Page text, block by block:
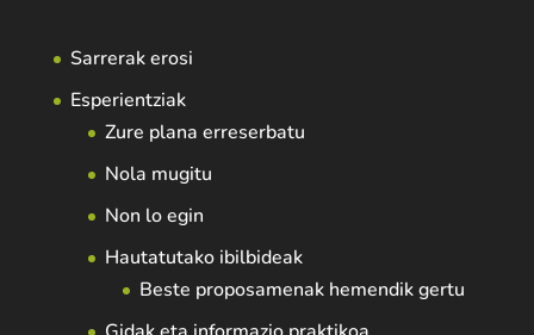
Sarrerak erosi
Esperientziak
Zure plana erreserbatu
Nola mugitu
Non lo egin
Hautatutako ibilbideak
Beste proposamenak hemendik gertu